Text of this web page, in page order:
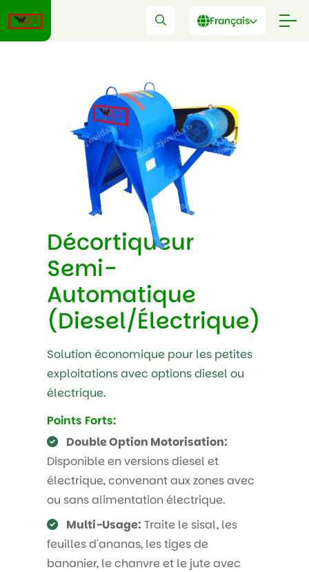
Français
Décortiqueur
Semi-
Automatique
(Diesel/Électrique)
Solution économique pour les petites
exploitations avec options diesel ou
électrique.
Points Forts:
Double Option Motorisation:
Disponible en versions diesel et
électrique, convenant aux zones avec
ou sans alimentation électrique.
Multi-Usage: Traite le sisal, les
feuilles d'ananas, les tiges de
bananier, le chanvre et le jute avec